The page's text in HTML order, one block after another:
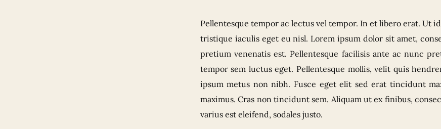
Pellentesque tempor ac lectus vel tempor. In et libero erat. Ut
tristique iaculis eget eu nisl. Lorem ipsum dolor sit amet,
pretium venenatis est. Pellentesque facilisis ante ac nunc
tempor sem luctus eget. Pellentesque mollis, velit quis
ipsum metus non nibh. Fusce eget elit sed erat tincidunt
maximus. Cras non tincidunt sem. Aliquam ut ex finibus,
varius est eleifend, sodales justo.